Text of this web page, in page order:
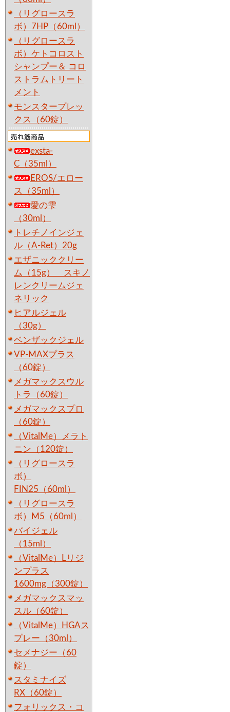
（リグロースラ
ボ）7HP（60ml）
（リグロースラ
ボ）ケトコロスト
シャンプー＆ コロ
ストラムトリート
メント
モンスタープレッ
クス（60錠）
exsta-
C（35ml）
EROS/エロー
ス（35ml）
愛の雫
（30ml）
トレチノインジェ
ル（A-Ret）20g
エザニッククリー
ム（15g） スキノ
レンクリームジェ
ネリック
ヒアルジェル
（30g）
ベンザックジェル
VP-MAXプラス
（60錠）
メガマックスウル
トラ（60錠）
メガマックスプロ
（60錠）
（VitalMe）メラト
ニン（120錠）
（リグロースラ
ボ）
FIN25（60ml）
（リグロースラ
ボ）M5（60ml）
バイジェル
（15ml）
（VitalMe）Lリジ
ンプラス
1600mg（300錠）
メガマックスマッ
スル（60錠）
（VitalMe）HGAス
プレー（30ml）
セメナジー（60
錠）
スタミナイズ
RX（60錠）
フォリックス・コ